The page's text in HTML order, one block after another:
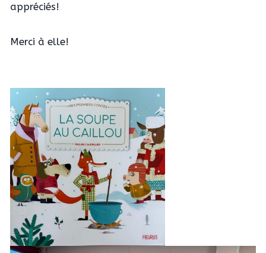
appréciés!
Merci à elle!